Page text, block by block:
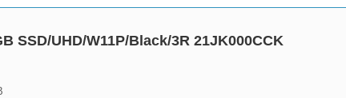
SSD/UHD/W11P/Black/3R 21JK000CCK